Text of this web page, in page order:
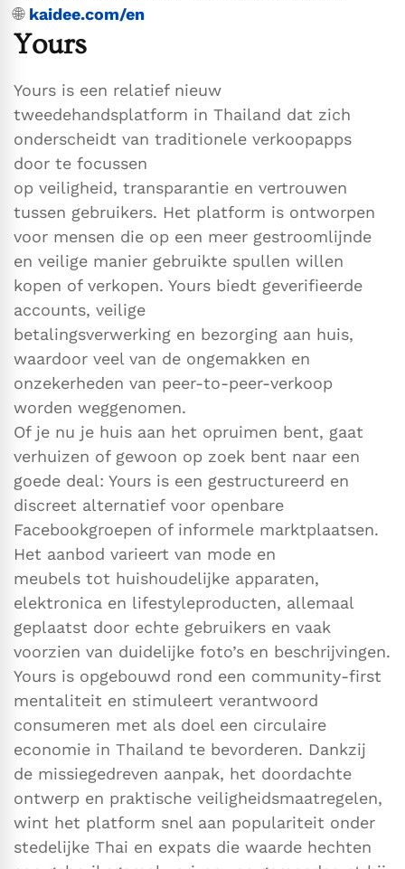
🌐 kaidee.com/en
Yours
Yours is een relatief nieuw
tweedehandsplatform in Thailand dat zich
onderscheidt van traditionele verkoopapps
door te focussen
op veiligheid, transparantie en vertrouwen
tussen gebruikers. Het platform is ontworpen
voor mensen die op een meer gestroomlijnde
en veilige manier gebruikte spullen willen
kopen of verkopen. Yours biedt geverifieerde
accounts, veilige
betalingsverwerking en bezorging aan huis,
waardoor veel van de ongemakken en
onzekerheden van peer-to-peer-verkoop
worden weggenomen.
Of je nu je huis aan het opruimen bent, gaat
verhuizen of gewoon op zoek bent naar een
goede deal: Yours is een gestructureerd en
discreet alternatief voor openbare
Facebookgroepen of informele marktplaatsen.
Het aanbod varieert van mode en
meubels tot huishoudelijke apparaten,
elektronica en lifestyleproducten, allemaal
geplaatst door echte gebruikers en vaak
voorzien van duidelijke foto’s en beschrijvingen.
Yours is opgebouwd rond een community-first
mentaliteit en stimuleert verantwoord
consumeren met als doel een circulaire
economie in Thailand te bevorderen. Dankzij
de missiegedreven aanpak, het doordachte
ontwerp en praktische veiligheidsmaatregelen,
wint het platform snel aan populariteit onder
stedelijke Thai en expats die waarde hechten